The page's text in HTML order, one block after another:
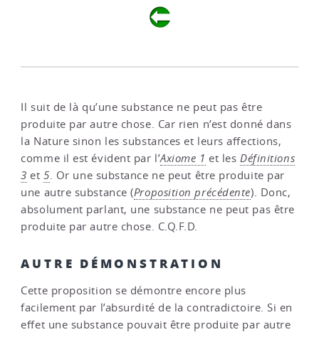
Il suit de là qu’une substance ne peut pas être
produite par autre chose. Car rien n’est donné dans
la Nature sinon les substances et leurs affections,
comme il est évident par l’Axiome 1 et les Définitions
3 et5. Or une substance ne peut être produite par
une autre substance (Proposition précédente). Donc,
absolument parlant, une substance ne peut pas être
produite par autre chose. C.Q.F.D.
AUTRE DÉMONSTRATION
Cette proposition se démontre encore plus
facilement par l’absurdité de la contradictoire. Si en
effet une substance pouvait être produite par autre